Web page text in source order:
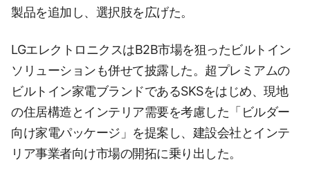
製品を追加し、選択肢を広げた。
LGエレクトロニクスはB2B市場を狙ったビルトイン
ソリューションも併せて披露した。超プレミアムの
ビルトイン家電ブランドであるSKSをはじめ、現地
の住居構造とインテリア需要を考慮した「ビルダー
向け家電パッケージ」を提案し、建設会社とインテ
リア事業者向け市場の開拓に乗り出した。